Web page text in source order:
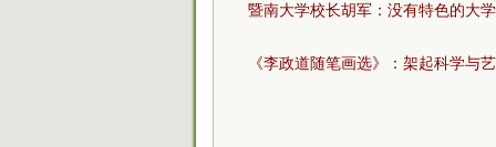
暨南大学校长胡军：没有特色的大
《李政道随笔画选》：架起科学与